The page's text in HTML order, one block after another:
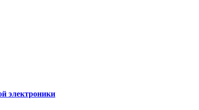
электроники